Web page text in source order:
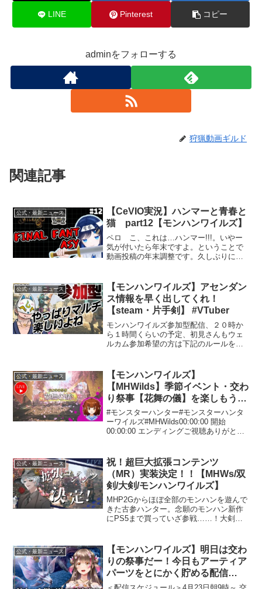
LINE Pinterest コピー
adminをフォローする
狩猟動画ギルド
関連記事
公式・最新ニュース
【CeVIO実況】ハンマーと青春と
猫 part12【モンハンワイルズ】
ペロ こ、これは…ハンマー!!!。いやー
気が付いたら年末ですよ。ということで
動画投稿の年末調整です。久しぶりに自
てもろて。サムネは今回特別仕様です。
北海道一緒に行った友...
公式・最新ニュース
【モンハンワイルズ】アセンダン
ス情報を早く出してくれ！
【steam・片手剣】 #VTuber
モンハンワイルズ参加型配信、２０時か
ら１時間くらいの予定、初見さんもウェ
ルカム参加希望の方は下記のルールをよ
公式・最新ニュース
【モンハンワイルズ】
【MHWilds】季節イベント・交わ
り祭事【花舞の儀】を楽しもう
♪【PS5版】2026/05/11♪#199
#モンスターハンター#モンスターハンタ
ーワイルズ#MHWilds00:00:00 開始
00:00:00 エンディングご視聴ありがとう
す。主にゲーム・アニメ・オリジナル...
公式・最新ニュース
祝！超巨大拡張コンテンツ
（MR）実装決定！！【MHWs/双
剣/大剣/モンハンワイルズ】
MHP2Gからほぼ全部のモンハンを遊んで
きた古参ハンター。念願のモンハン新作
にPS5まで買っていざ参戦……！大剣、
ダンス」（MR）の実装が2027年に決定！
これはリハビ...
公式・最新ニュース
【モンハンワイルズ】明日は交わ
りの祭事だー！今日もアーティア
パーツをとにかく貯める配信
【PS5 pro / ネタバレ注意】